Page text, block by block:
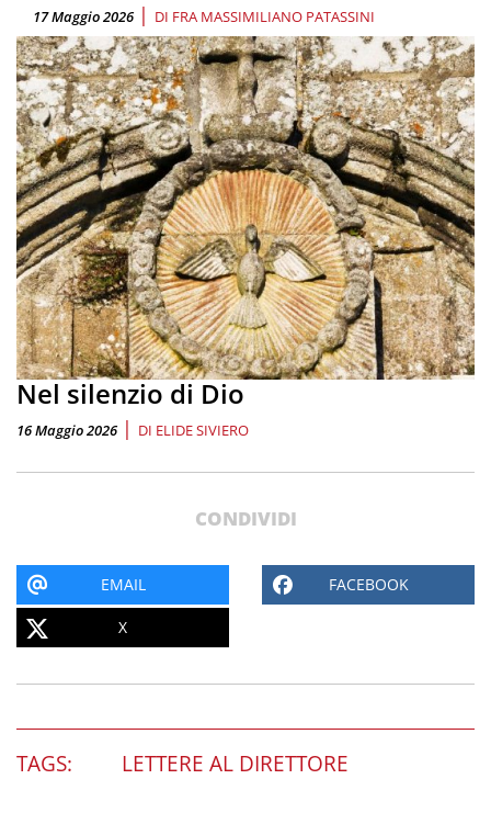
17 Maggio 2026 | DI FRA MASSIMILIANO PATASSINI
Nel silenzio di Dio
16 Maggio 2026 | DI ELIDE SIVIERO
CONDIVIDI
EMAIL FACEBOOK
X
TAGS: LETTERE AL DIRETTORE